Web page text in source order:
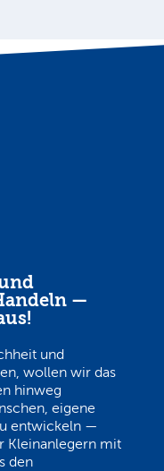
—
und
wollen wir das
hinweg
eigene
entwickeln —
Kleinanlegern mit
den